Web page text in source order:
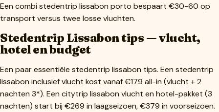
Een combi stedentrip lissabon porto bespaart €30-60 op
transport versus twee losse vluchten.
Stedentrip Lissabon tips — vlucht,
hotel en budget
Een paar essentiële stedentrip lissabon tips. Een stedentrip
lissabon inclusief vlucht kost vanaf €179 all-in (vlucht + 2
nachten 3*). Een citytrip lissabon vlucht en hotel-pakket (3
nachten) start bij €269 in laagseizoen, €379 in voorseizoen.